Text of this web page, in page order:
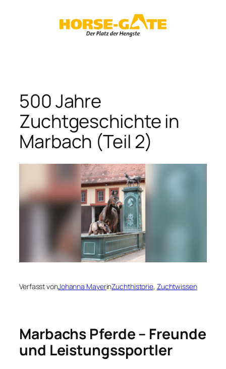
500 Jahre
Zuchtgeschichte in
Marbach (Teil 2)
Verfasst vonJohanna MayerinZuchthistorie, Zuchtwissen
Marbachs Pferde – Freunde
und Leistungssportler